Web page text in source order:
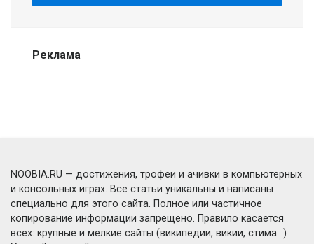
Реклама
NOOBIA.RU — достижения, трофеи и ачивки в компьютерных
и консольных играх. Все статьи уникальны и написаны
специально для этого сайта. Полное или частичное
копирование информации запрещено. Правило касается
всех: крупные и мелкие сайты (википедии, викии, стима...)